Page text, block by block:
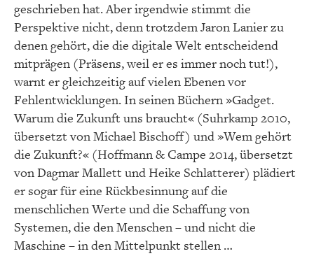
geschrieben hat. Aber irgendwie stimmt die
Perspektive nicht, denn trotzdem Jaron Lanier zu
denen gehört, die die digitale Welt entscheidend
mitprägen (Präsens, weil er es immer noch tut!),
warnt er gleichzeitig auf vielen Ebenen vor
Fehlentwicklungen. In seinen Büchern »Gadget.
Warum die Zukunft uns braucht« (Suhrkamp 2010,
übersetzt von Michael Bischoff) und »Wem gehört
die Zukunft?« (Hoffmann & Campe 2014, übersetzt
von Dagmar Mallett und Heike Schlatterer) plädiert
er sogar für eine Rückbesinnung auf die
menschlichen Werte und die Schaffung von
Systemen, die den Menschen – und nicht die
Maschine – in den Mittelpunkt stellen …